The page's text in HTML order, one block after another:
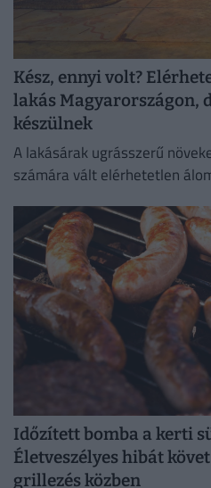
Kész, ennyi volt?
lakás Magyarországon,
készülnek
A lakásárak ugrásszerű
számára vált elérhetetlen
Időzített bomba a kerti
Életveszélyes hibát
grillezés közben